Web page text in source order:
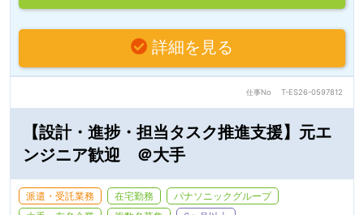
詳細を見る
仕事No T-ES26-0597812
【設計・進捗・担当タスク推進支援】元エ
ンジニア歓迎 ＠大手
派遣・受託業務 在宅勤務
パナソニックグループ